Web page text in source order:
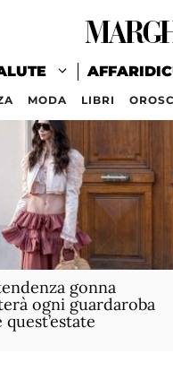
MODA LIBRI
gonna
ogni guardaroba